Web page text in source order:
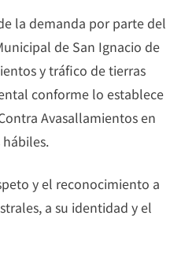
la demanda por parte del
de San Ignacio de
y tráfico de tierras
conforme lo establece
Avasallamientos en
y el reconocimiento a
a su identidad y el